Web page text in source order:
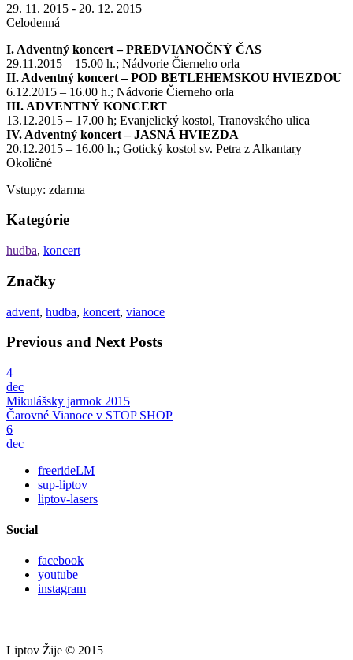
29. 11. 2015 - 20. 12. 2015
Celodenná
I. Adventný koncert – PREDVIANOČNÝ ČAS
29.11.2015 – 15.00 h.; Nádvorie Čierneho orla
II. Adventný koncert – POD BETLEHEMSKOU HVIEZDOU
6.12.2015 – 16.00 h.; Nádvorie Čierneho orla
III. ADVENTNÝ KONCERT
13.12.2015 – 17.00 h; Evanjelický kostol, Tranovského ulica
IV. Adventný koncert –JASNÁ HVIEZDA
20.12.2015 – 16.00 h.; Gotický kostol sv. Petra z Alkantary
Okoličné
Vstupy: zdarma
Kategórie
hudba, koncert
Značky
advent, hudba, koncert, vianoce
Previous and Next Posts
4
dec
Mikulášsky jarmok 2015
Čarovné Vianoce v STOP SHOP
6
dec
freerideLM
sup-liptov
liptov-lasers
Social
facebook
youtube
instagram
Liptov Žije © 2015